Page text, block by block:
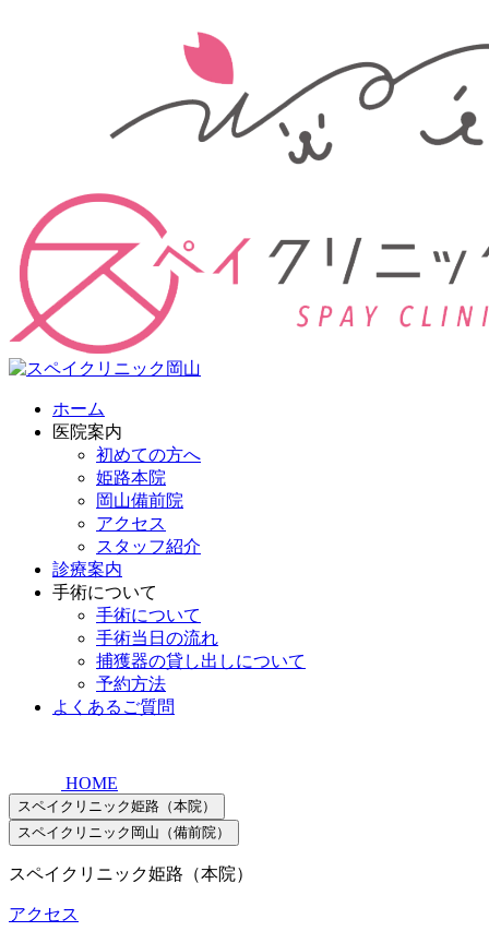
ホーム
医院案内
初めての方へ
姫路本院
岡山備前院
アクセス
スタッフ紹介
診療案内
手術について
手術について
手術当日の流れ
捕獲器の貸し出しについて
予約方法
よくあるご質問
HOME
スペイクリニック姫路（本院）
スペイクリニック岡山（備前院）
スペイクリニック姫路（本院）
アクセス